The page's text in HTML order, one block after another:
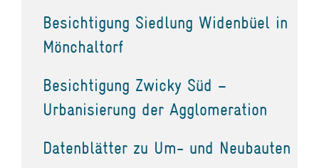
Besichtigung Siedlung Widenbüel in
Mönchaltorf
Besichtigung Zwicky Süd –
Urbanisierung der Agglomeration
Datenblätter zu Um- und Neubauten